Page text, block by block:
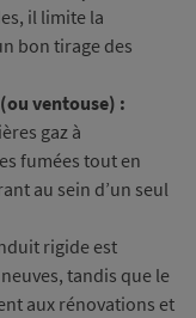
il limite la
bon tirage des
ventouse) :
gaz à
fumées tout en
au sein d’un seul
rigide est
tandis que le
aux rénovations et